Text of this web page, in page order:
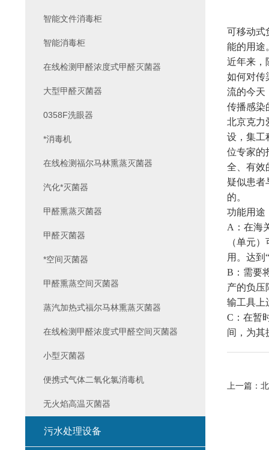
可移动式
能的用途
近年来，
如何对传
流的今天
传播感染
北京克力
设，集工
位专家的
全、有效
疑似患者
的。
功能用途
A ：在
（单元
用。达到
B ：需要
产的负压
输工具上
C ：在暂
间，为其
上一篇：
智能文件消毒柜
智能消毒柜
在线检测甲醛浓度式甲醛灭菌器
大型甲醛灭菌器
0358F洗眼器
*消毒机
在线检测福尔马林熏蒸灭菌器
汽化*灭菌器
甲醛熏蒸灭菌器
甲醛灭菌器
*空间灭菌器
甲醛熏蒸空间灭菌器
蒸汽加热式福尔马林熏蒸灭菌器
在线检测甲醛浓度式甲醛空间灭菌器
小型灭菌器
便携式气体二氧化氯消毒机
无火焰高温灭菌器
污水处理设备